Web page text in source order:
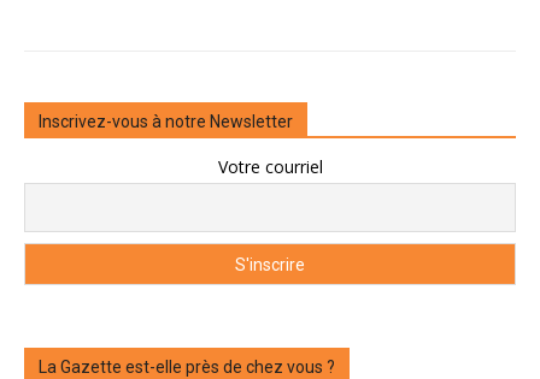
Inscrivez-vous à notre Newsletter
Votre courriel
La Gazette est-elle près de chez vous ?